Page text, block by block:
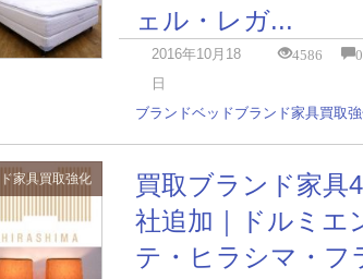
ェル・レガ...
2016年10月18
日
4586 0
ブランドベッドブランド家具買取
家具買取強化
買取ブランド家具4
社追加｜ドルミエ
テ・ヒラシマ・フ